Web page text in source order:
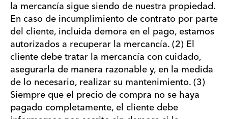
la mercancía sigue siendo de nuestra propiedad.
En caso de incumplimiento de contrato por parte
del cliente, incluida demora en el pago, estamos
autorizados a recuperar la mercancía. (2) El
cliente debe tratar la mercancía con cuidado,
asegurarla de manera razonable y, en la medida
de lo necesario, realizar su mantenimiento. (3)
Siempre que el precio de compra no se haya
pagado completamente, el cliente debe